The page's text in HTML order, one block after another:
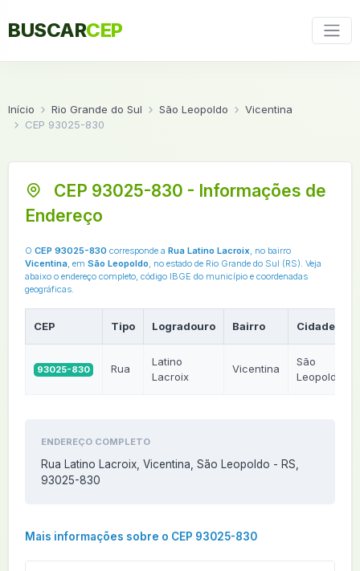
BUSCARCEP
Início Rio Grande do Sul São Leopoldo
Vicentina
CEP 93025-830
CEP 93025-830 - Informações de
Endereço
O CEP 93025-830 corresponde a Rua Latino Lacroix, no bairro
Vicentina, em São Leopoldo, no estado de Rio Grande do Sul (RS). Veja
abaixo o endereço completo, código IBGE do município e coordenadas
geográficas.
CEP Tipo Logradouro Bairro Cidade
93025-830 Rua
Latino
Lacroix
Vicentina
São
Leopoldo
ENDEREÇO COMPLETO
Rua Latino Lacroix, Vicentina, São Leopoldo - RS,
93025-830
Mais informações sobre o CEP 93025-830